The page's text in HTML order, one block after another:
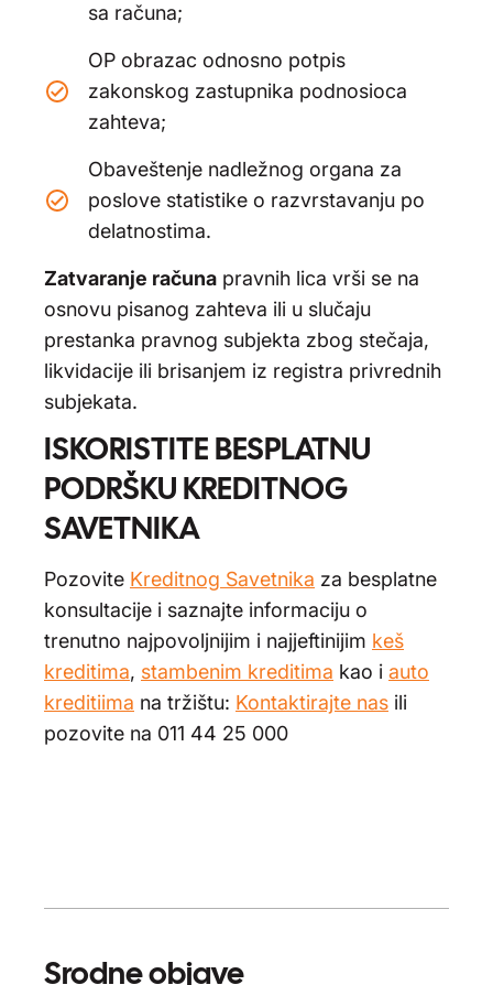
sa računa;
OP obrazac odnosno potpis
zakonskog zastupnika podnosioca
zahteva;
Obaveštenje nadležnog organa za
poslove statistike o razvrstavanju po
delatnostima.
Zatvaranje računa pravnih lica vrši se na
osnovu pisanog zahteva ili u slučaju
prestanka pravnog subjekta zbog stečaja,
likvidacije ili brisanjem iz registra privrednih
subjekata.
ISKORISTITE BESPLATNU
PODRŠKU KREDITNOG
SAVETNIKA
Pozovite Kreditnog Savetnika za besplatne
konsultacije i saznajte informaciju o
trenutno najpovoljnijim i najjeftinijim keš
kreditima, stambenim kreditima kao i auto
kreditiima na tržištu: Kontaktirajte nas ili
pozovite na 011 44 25 000
Srodne objave